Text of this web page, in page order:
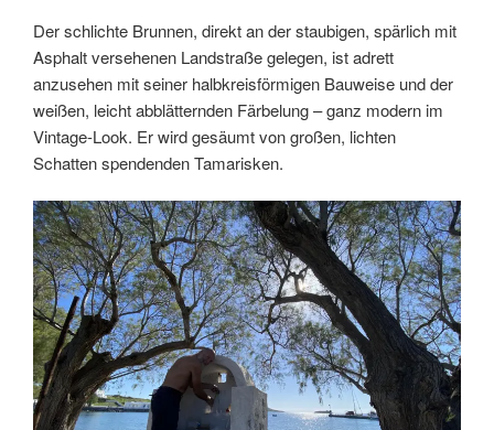
Der schlichte Brunnen, direkt an der staubigen, spärlich mit
Asphalt versehenen Landstraße gelegen, ist adrett
anzusehen mit seiner halbkreisförmigen Bauweise und der
weißen, leicht abblätternden Färbelung – ganz modern im
Vintage-Look. Er wird gesäumt von großen, lichten
Schatten spendenden Tamarisken.